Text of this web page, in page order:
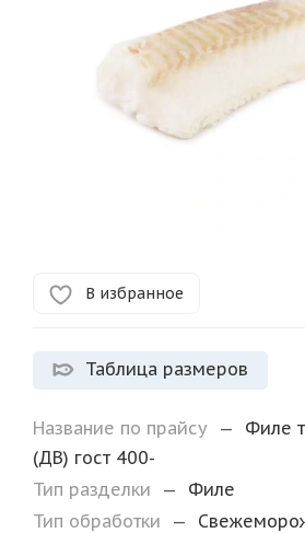
В избранное
Таблица размеров
Название по прайсу —
Филе
(ДВ) гост 400-
Тип разделки
—
Филе
Тип обработки
—